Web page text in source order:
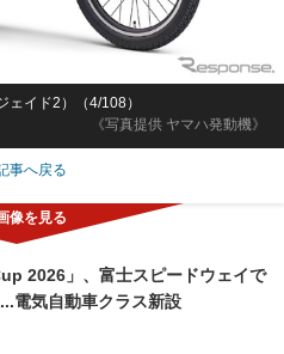
《写真提供 ヤマハ発動機》
ェイド2）（4/108）
事へ戻る
2026」、富士スピードウェイで
電気自動車クラス新設